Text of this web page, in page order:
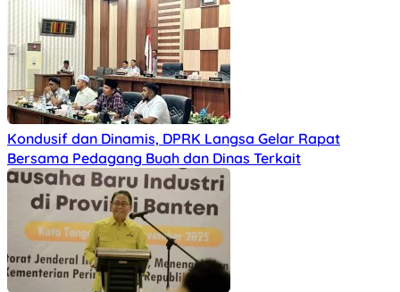
Kondusif dan Dinamis, DPRK Langsa Gelar Rapat
Bersama Pedagang Buah dan Dinas Terkait